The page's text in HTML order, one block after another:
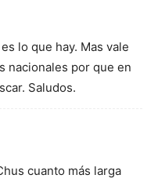
lo que hay. Mas vale
nacionales por que en
Saludos.
cuanto más larga